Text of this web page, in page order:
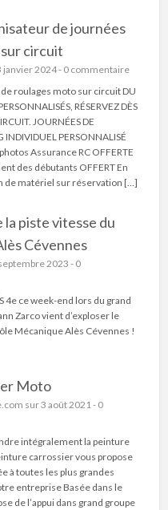
de journées
circuit
janvier 2024 - 0 commentaire
roulages moto sur circuit DU
RÉSERVEZ DÈS
JOURNÉES DE
INDIVIDUEL PERSONNALISÉ
Assurance RC OFFERTE
des débutants OFFERT En
de matériel sur réservation […]
la piste vitesse du
Cévennes
2023 - 0
4e ce week-end lors du grand
Zarco vient d’exploser le
Mécanique Alès Cévennes !
Moto
sur 3 août 2021 - 0
intégralement la peinture
carrossier vous propose
à toutes les plus grandes
entreprise Basée dans le
de l’appui dans grand groupe